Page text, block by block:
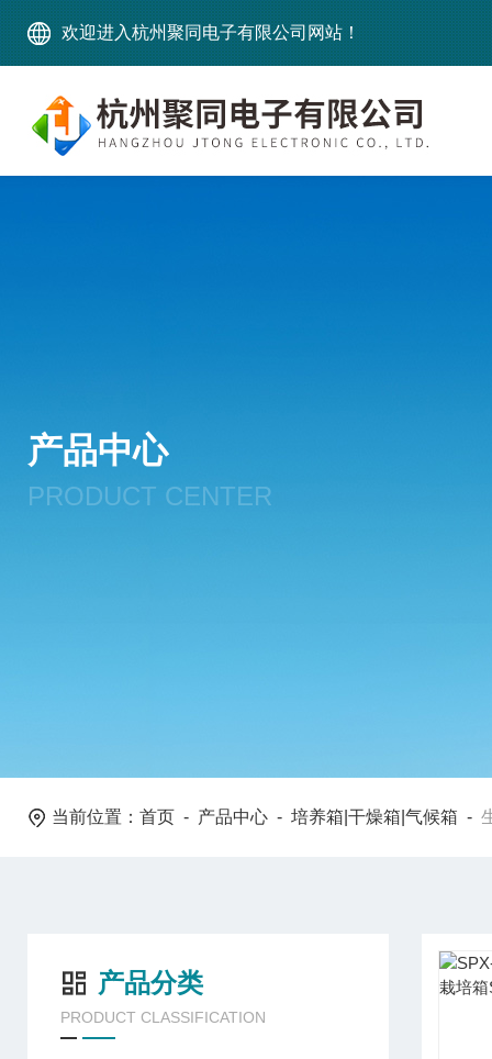
欢迎进入杭州聚同电子有限公司网站！
产品中心
PRODUCT CENTER
当前位置： 首页 - 产品中心 - 培养箱|干燥箱|气候箱 -
产品分类
PRODUCT CLASSIFICATION